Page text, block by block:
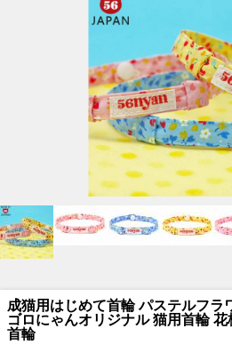
成猫用はじめて首輪 パステルフラ
ゴロにゃんオリジナル 猫用首輪
首輪